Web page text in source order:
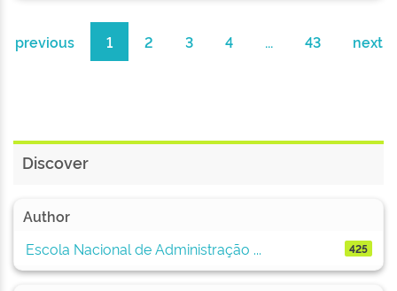
previous 1 2 3 4 ... 43 next
Discover
Author
Escola Nacional de Administração ...
425